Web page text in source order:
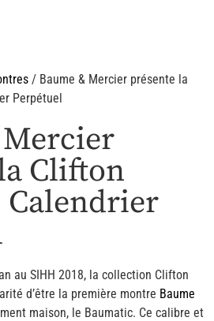
/ Baume & Mercier présente la
Perpétuel
Clifton
Calendrier
au SIHH 2018, la collection Clifton
d’être la première montre Baume
maison, le Baumatic. Ce calibre et